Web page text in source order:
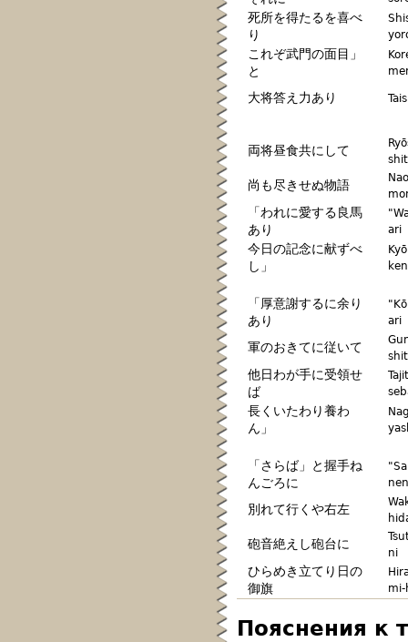
死所を得たるを喜べ
り
これぞ武門の面目」
と
大将答え力あり
両将昼食共にして
尚も尽きせぬ物語
「われに愛する良馬
あり
ari
今日の記念に献ずべ
し」
「厚意謝するに余り
あり
ari
軍のおきてに従いて
他日わが手に受領せ
ば
長くいたわり養わ
ん」
「さらば」と握手ね
んごろに
別れて行くや右左
砲音絶えし砲台に
ni
ひらめき立てり日の
御旗
Пояснения к